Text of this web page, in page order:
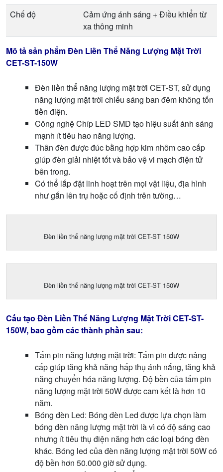
Mô tả sản phẩm Đèn Liền Thể Năng Lượng Mặt Trời
CET-ST-150W
Đèn liền thể năng lượng mặt trời CET-ST, sử dụng
năng lượng mặt trời chiếu sáng ban đêm không tốn
tiền điện.
Công nghệ Chíp LED SMD tạo hiệu suất ánh sáng
mạnh ít tiêu hao năng lượng.
Thân đèn được đúc bằng hợp kim nhôm cao cấp
giúp đèn giải nhiệt tốt và bảo vệ vi mạch điện tử
bên trong.
Có thể lắp đặt linh hoạt trên mọi vật liệu, địa hình
như gắn lên trụ hoặc cố định trên tường…
Đèn liền thể năng lượng mặt trời CET-ST 150W
Đèn liền thể năng lượng mặt trời CET-ST 150W
Cấu tạo Đèn Liền Thể Năng Lượng Mặt Trời CET-ST-
150W, bao gồm các thành phần sau:
Tấm pin năng lượng mặt trời: Tấm pin được nâng
cấp giúp tăng khả năng hấp thụ ánh nắng, tăng khả
năng chuyển hóa năng lượng. Độ bền của tấm pin
năng lượng mặt trời 50W được cam kết là hơn 10
năm.
Bóng đèn Led: Bóng đèn Led được lựa chọn làm
bóng đèn năng lượng mặt trời là vì có độ sáng cao
nhưng ít tiêu thụ điện năng hơn các loại bóng đèn
khác. Bóng led của đèn năng lượng mặt trời 50W có
độ bền hơn 50.000 giờ sử dụng.
Chế độ
Cảm ứng ánh sáng + Điều khiển từ
xa thông minh